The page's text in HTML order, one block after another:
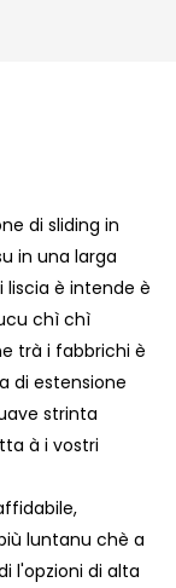
di sliding in
in una larga
liscia è intende è
chì chì
trà i fabbrichi è
di estensione
strinta
à i vostri
luntanu chè a
l'opzioni di alta